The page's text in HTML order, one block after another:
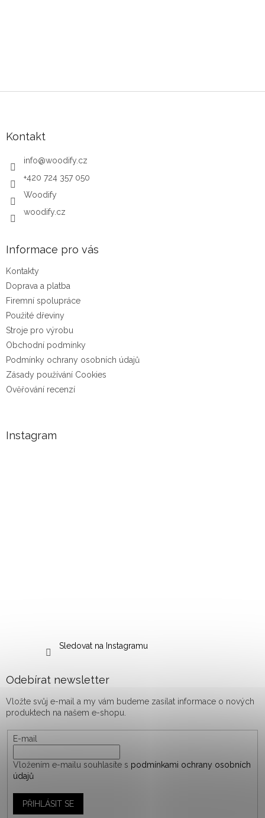
Kontakt
info@woodify.cz
+420 724 357 050
Woodify
woodify.cz
Informace pro vás
Kontakty
Doprava a platba
Firemní spolupráce
Použité dřeviny
Stroje pro výrobu
Obchodní podmínky
Podmínky ochrany osobních údajů
Zásady používání Cookies
Ověřování recenzí
Instagram
Sledovat na Instagramu
Odebírat newsletter
Vložte svůj e-mail a my vám budeme zasílat informace o nových
produktech na našem e-shopu.
E-mail
Vložením e-mailu souhlasíte s podmínkami ochrany osobních
údajů
PŘIHLÁSIT SE